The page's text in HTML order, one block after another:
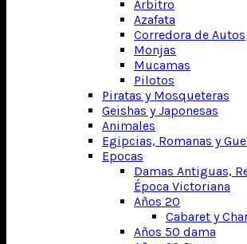
Arbitro
Azafata
Corredora de Autos
Monjas
Mucamas
Pilotos
Piratas y Mosqueteras
Geishas y Japonesas
Animales
Egipcias, Romanas y
Epocas
Damas Antiguas,
Época Victoriana
Años 20
Cabaret y
Años 50 dama